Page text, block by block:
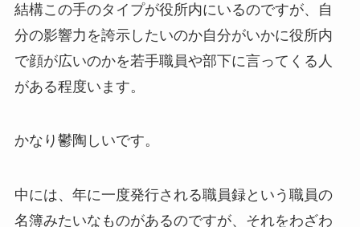
結構この手のタイプが役所内にいるのですが、自
分の影響力を誇示したいのか自分がいかに役所内
で顔が広いのかを若手職員や部下に言ってくる人
がある程度います。
かなり鬱陶しいです。
中には、年に一度発行される職員録という職員の
名簿みたいなものがあるのですが、それをわざわ